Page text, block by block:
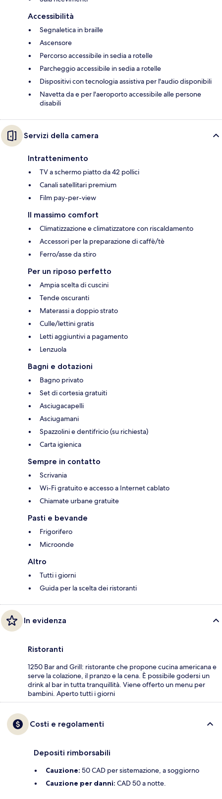
Accessibilità
Segnaletica in braille
Ascensore
Percorso accessibile in sedia a rotelle
Parcheggio accessibile in sedia a rotelle
Dispositivi con tecnologia assistiva per l'audio disponibili
Navetta da e per l'aeroporto accessibile alle persone
disabili
Servizi della camera
Intrattenimento
TV a schermo piatto da 42 pollici
Canali satellitari premium
Film pay-per-view
Il massimo comfort
Climatizzazione e climatizzatore con riscaldamento
Accessori per la preparazione di caffè/tè
Ferro/asse da stiro
Per un riposo perfetto
Ampia scelta di cuscini
Tende oscuranti
Materassi a doppio strato
Culle/lettini gratis
Letti aggiuntivi a pagamento
Lenzuola
Bagni e dotazioni
Bagno privato
Set di cortesia gratuiti
Asciugacapelli
Asciugamani
Spazzolini e dentifricio (su richiesta)
Carta igienica
Sempre in contatto
Scrivania
Wi-Fi gratuito e accesso a Internet cablato
Chiamate urbane gratuite
Pasti e bevande
Frigorifero
Microonde
Altro
Tutti i giorni
Guida per la scelta dei ristoranti
In evidenza
Ristoranti
1250 Bar and Grill: ristorante che propone cucina americana e
serve la colazione, il pranzo e la cena. È possibile godersi un
drink al bar in tutta tranquillità. Viene offerto un menu per
bambini. Aperto tutti i giorni
Costi e regolamenti
Depositi rimborsabili
Cauzione: 50 CAD per sistemazione, a soggiorno
Cauzione per danni: CAD 50 a notte.